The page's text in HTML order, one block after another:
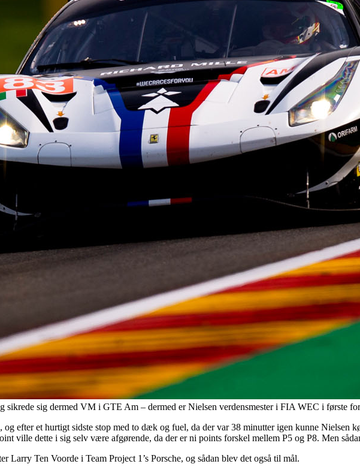
sikrede sig dermed VM i GTE Am – dermed er Nielsen verdensmester i FIA WEC i første
efter et hurtigt sidste stop med to dæk og fuel, da der var 38 minutter igen kunne Nielsen
ville dette i sig selv være afgørende, da der er ni points forskel mellem P5 og P8. Men
Ten Voorde i Team Project 1’s Porsche, og sådan blev det også til mål.